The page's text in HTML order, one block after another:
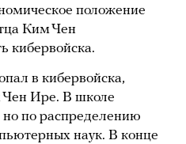
положение
Ким Чен
кибервойска.
в кибервойска,
Ире. В школе
но по распределению
наук. В конце